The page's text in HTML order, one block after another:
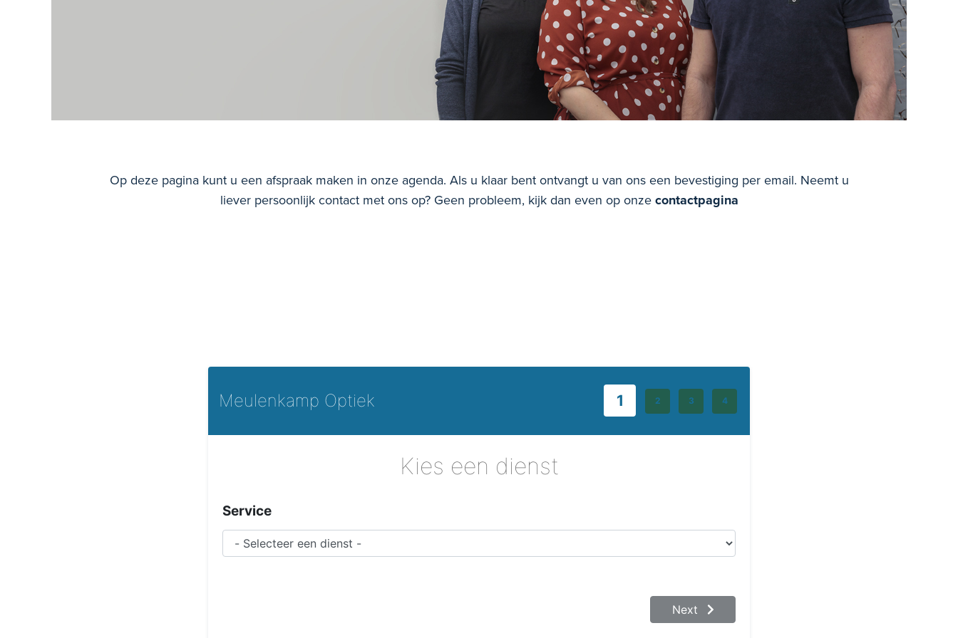
Op deze pagina kunt u een afspraak maken in onze agenda. Als u klaar bent ontvangt u van ons een bevestiging per email. Neemt u
liever persoonlijk contact met ons op? Geen probleem, kijk dan even op onzecontactpagina